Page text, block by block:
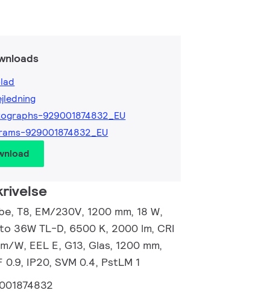
929001874832_EU
929001874832_EU
T8, EM/230V, 1200 mm, 18 W,
36W TL-D, 6500 K, 2000 lm, CRI
W, EEL E, G13, Glas, 1200 mm,
0.9, IP20, SVM 0.4, PstLM 1